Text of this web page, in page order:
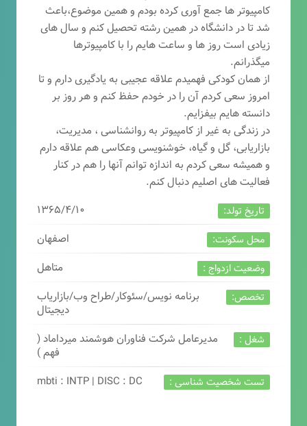
کامپیوتر ها جمع آوری کرده بودم و همین موضوع،باعث
شد تا در دانشگاه در همین رشته تحصیل کنم و سال های
زیادی است روز ها و ساعت هایم را با کامپیوترها
میگذرانم.
از همان کودکی فهمیدم علاقه عجیبی به یادگیری دارم و تا
امروز سعی کردم آن را در خودم حفظ کنم و هر روز بر
دانسته هایم بیفزایم.
در زندگی به غیر از کامپیوتر به روانشناسی ، مدیریت،
بازاریابی، گل و گیاه، خوشنویسی وعکاسی هم علاقه دارم
و همیشه سعی کردم به اندازه توانم آنها را هم در کنار
فعالیت های اصلیم دنبال کنم.
تاریخ تولد: ۱۳۶۵/۴/۱۰
محل سکونت: اصفهان
وضعیت ازدواج : متاهل
تخصص:
برنامه نویس/سئوکار/طراح وب/بازاریاب
دیجیتال
شغل :
مدیرعامل شرکت فناوران هوشمند میرداماد (
فهم )
تست شخصیت شناسی : mbti : INTP | DISC : DC